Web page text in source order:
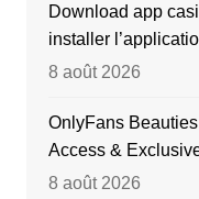
Download app
installer
8 août 2026
OnlyFans
Access &
8 août 2026